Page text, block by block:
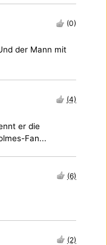
(0)
der Mann mit
(4)
er die
Fan...
(6)
(2)